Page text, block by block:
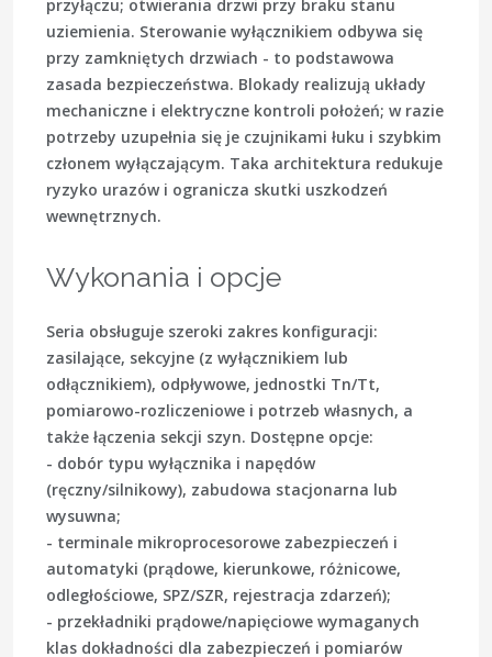
przyłączu; otwierania drzwi przy braku stanu
uziemienia. Sterowanie wyłącznikiem odbywa się
przy zamkniętych drzwiach - to podstawowa
zasada bezpieczeństwa. Blokady realizują układy
mechaniczne i elektryczne kontroli położeń; w razie
potrzeby uzupełnia się je czujnikami łuku i szybkim
członem wyłączającym. Taka architektura redukuje
ryzyko urazów i ogranicza skutki uszkodzeń
wewnętrznych.
Wykonania i opcje
Seria obsługuje szeroki zakres konfiguracji:
zasilające, sekcyjne (z wyłącznikiem lub
odłącznikiem), odpływowe, jednostki Tn/Tt,
pomiarowo-rozliczeniowe i potrzeb własnych, a
także łączenia sekcji szyn. Dostępne opcje:
- dobór typu wyłącznika i napędów
(ręczny/silnikowy), zabudowa stacjonarna lub
wysuwna;
- terminale mikroprocesorowe zabezpieczeń i
automatyki (prądowe, kierunkowe, różnicowe,
odległościowe, SPZ/SZR, rejestracja zdarzeń);
- przekładniki prądowe/napięciowe wymaganych
klas dokładności dla zabezpieczeń i pomiarów